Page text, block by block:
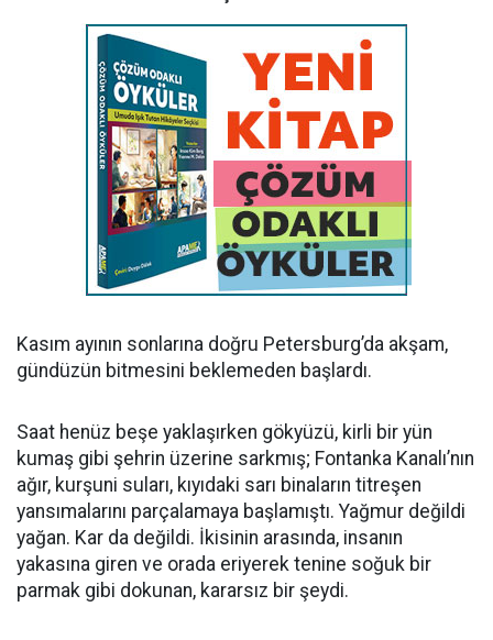
Kasım ayının sonlarına doğru Petersburg’da akşam,
gündüzün bitmesini beklemeden başlardı.
Saat henüz beşe yaklaşırken gökyüzü, kirli bir yün
kumaş gibi şehrin üzerine sarkmış; Fontanka Kanalı’nın
ağır, kurşuni suları, kıyıdaki sarı binaların titreşen
yansımalarını parçalamaya başlamıştı. Yağmur değildi
yağan. Kar da değildi. İkisinin arasında, insanın
yakasına giren ve orada eriyerek tenine soğuk bir
parmak gibi dokunan, kararsız bir şeydi.